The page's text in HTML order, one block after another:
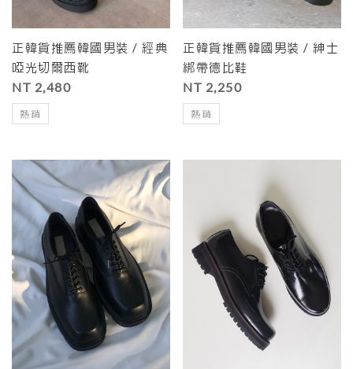
正韓貨推薦韓國男裝 / 經典
啞光切爾西靴
NT 2,480
熱銷
正韓貨推薦韓國男裝 / 紳士
綁帶德比鞋
NT 2,250
熱銷